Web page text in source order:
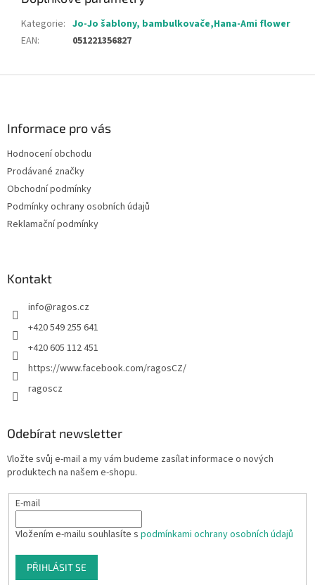
Kategorie: Jo-Jo šablony, bambulkovače,Hana-Ami flower
EAN: 051221356827
Informace pro vás
Hodnocení obchodu
Prodávané značky
Obchodní podmínky
Podmínky ochrany osobních údajů
Reklamační podmínky
Kontakt
info@ragos.cz
+420 549 255 641
+420 605 112 451
https://www.facebook.com/ragosCZ/
ragoscz
Odebírat newsletter
Vložte svůj e-mail a my vám budeme zasílat informace o nových
produktech na našem e-shopu.
E-mail
Vložením e-mailu souhlasíte s podmínkami ochrany osobních údajů
PŘIHLÁSIT SE